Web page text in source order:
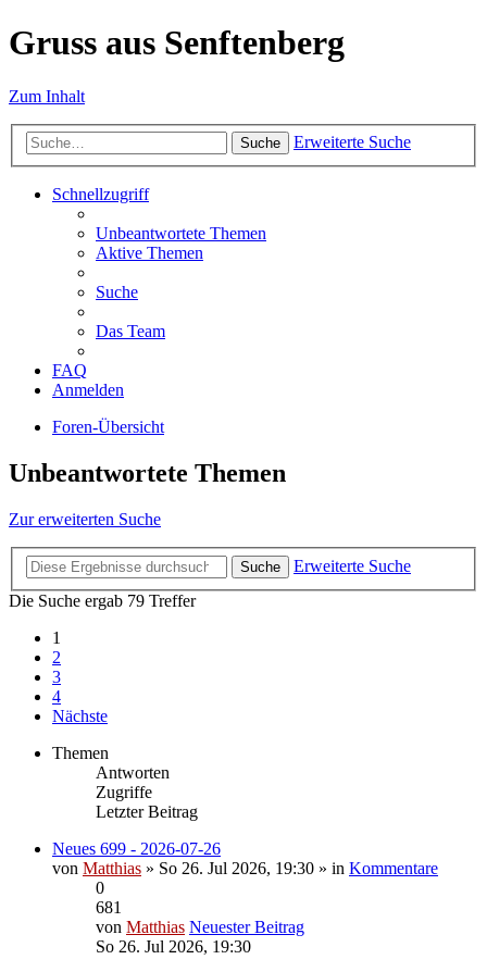
Gruss aus Senftenberg
Zum Inhalt
Suche Erweiterte Suche
Schnellzugriff
Unbeantwortete Themen
Aktive Themen
Suche
Das Team
FAQ
Anmelden
Foren-Übersicht
Unbeantwortete Themen
Zur erweiterten Suche
Suche
Erweiterte Suche
Die Suche ergab 79 Treffer
1
2
3
4
Nächste
Themen
Antworten
Zugriffe
Letzter Beitrag
Neues 699 - 2026-07-26
von Matthias » So 26. Jul 2026, 19:30 » in Kommentare
0
681
von Matthias Neuester Beitrag
So 26. Jul 2026, 19:30